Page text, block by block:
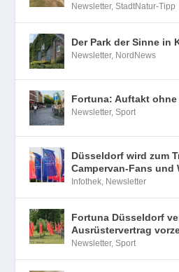
Newsletter,StadtNatur-Tipp
Der Park der Sinne in
Newsletter, NordNews
Fortuna: Auftakt
Newsletter,Sport
Düsseldorf wird zum
Campervan-Fans und
Infothek Newsletter
Fortuna Düsseldorf
Ausrüstervertrag
Newsletter,Sport